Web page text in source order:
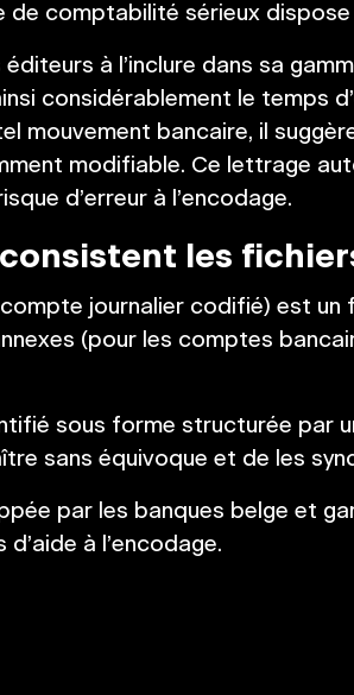
de comptabilité sérieux
éditeurs à l’inclure dans sa
considérablement le temps
mouvement bancaire, il
modifiable. Ce lettrage
d’erreur à l’encodage.
consistent les
journalier codifié) est
(pour les comptes
sous forme structurée par
sans équivoque et de les
par les banques belge et
d’aide à l’encodage.